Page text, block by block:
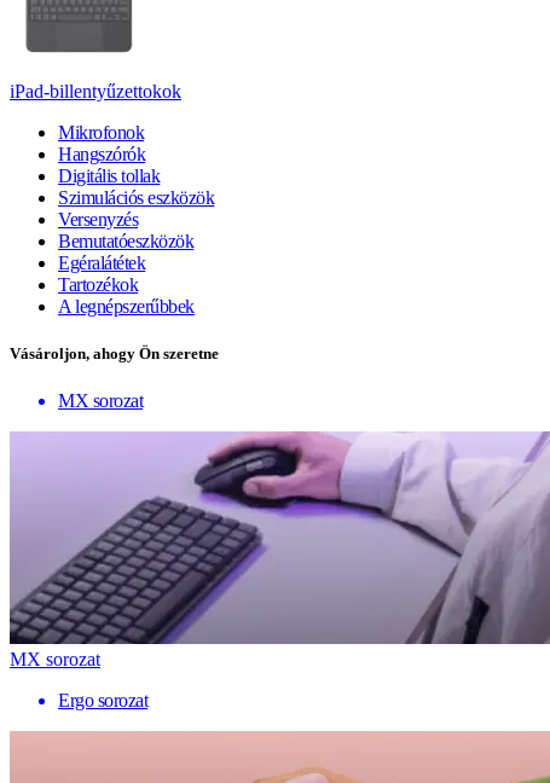
iPad-billentyűzettokok
Mikrofonok
Hangszórók
Digitális tollak
Szimulációs eszközök
Versenyzés
Bemutatóeszközök
Egéralátétek
Tartozékok
A legnépszerűbbek
Vásároljon, ahogy Ön szeretne
MX sorozat
MX sorozat
Ergo sorozat